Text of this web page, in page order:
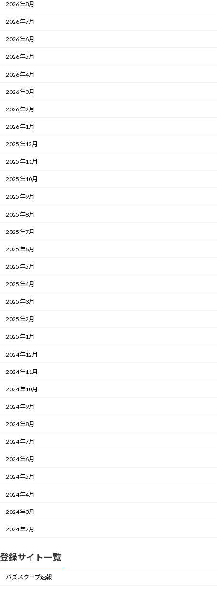
2026年8月
2026年7月
2026年6月
2026年5月
2026年4月
2026年3月
2026年2月
2026年1月
2025年12月
2025年11月
2025年10月
2025年9月
2025年8月
2025年7月
2025年6月
2025年5月
2025年4月
2025年3月
2025年2月
2025年1月
2024年12月
2024年11月
2024年10月
2024年9月
2024年8月
2024年7月
2024年6月
2024年5月
2024年4月
2024年3月
2024年2月
登録サイト一覧
バズスクープ速報